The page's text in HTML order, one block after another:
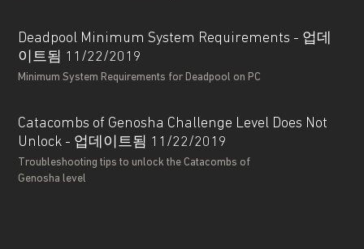
Deadpool Minimum System Requirements - 업데
이트됨 11/22/2019
Minimum System Requirements for Deadpool on PC
Catacombs of Genosha Challenge Level Does Not
Unlock - 업데이트됨 11/22/2019
Troubleshooting tips to unlock the Catacombs of
Genosha level